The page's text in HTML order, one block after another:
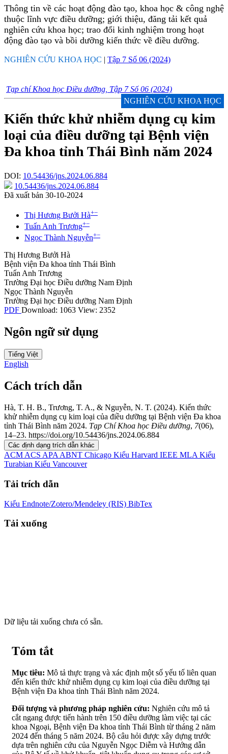
Thông tin về các hoạt động đào tạo, khoa học & công nghệ
thuộc lĩnh vực điều dưỡng; giới thiệu, đăng tải kết quả
nghiên cứu khoa học; trao đổi kinh nghiệm trong hoạt
động đào tạo và bồi dưỡng kiến thức về điều dưỡng.
NGHIÊN CỨU KHOA HỌC | Tập 7 Số 06 (2024)
Tạp chí Khoa học Điều dưỡng, Tập 7 Số 06 (2024)
NGHIÊN CỨU KHOA HỌC
Kiến thức khử nhiễm dụng cụ kim
loại của điều dưỡng tại Bệnh viện
Đa khoa tỉnh Thái Bình năm 2024
DOI: 10.54436/jns.2024.06.884
10.54436/jns.2024.06.884
Đã xuất bản 30-10-2024
Thị Hương Bưởi Hà+−
Tuấn Anh Trương+−
Ngọc Thành Nguyễn+−
Thị Hương Bưởi Hà
Bệnh viện Đa khoa tỉnh Thái Bình
Tuấn Anh Trương
Trường Đại học Điều dưỡng Nam Định
Ngọc Thành Nguyễn
Trường Đại học Điều dưỡng Nam Định
PDF Download: 1063 View: 2352
Ngôn ngữ sử dụng
Tiếng Việt
English
Cách trích dẫn
Hà, T. H. B., Trương, T. A., & Nguyễn, N. T. (2024). Kiến thức
khử nhiễm dụng cụ kim loại của điều dưỡng tại Bệnh viện Đa khoa
tỉnh Thái Bình năm 2024. Tạp Chí Khoa học Điều dưỡng, 7(06),
14–23. https://doi.org/10.54436/jns.2024.06.884
Các định dạng trích dẫn khác
ACM ACS APA ABNT Chicago Kiểu Harvard IEEE MLA Kiểu
Turabian Kiểu Vancouver
Tải trích dẫn
Kiểu Endnote/Zotero/Mendeley (RIS) BibTex
Tải xuống
Dữ liệu tải xuống chưa có sẵn.
Tóm tắt
Mục tiêu: Mô tả thực trạng và xác định một số yếu tố liên quan
đến kiến thức khử nhiễm dụng cụ kim loại của điều dưỡng tại
Bệnh viện Đa khoa tỉnh Thái Bình năm 2024.
Đối tượng và phương pháp nghiên cứu: Nghiên cứu mô tả
cắt ngang được tiến hành trên 150 điều dưỡng làm việc tại các
khoa Ngoại, Bệnh viện Đa khoa tỉnh Thái Bình từ tháng 2 năm
2024 đến tháng 5 năm 2024. Bộ câu hỏi được xây dựng trước
dựa trên nghiên cứu của Nguyễn Ngọc Diễm và Hướng dẫn